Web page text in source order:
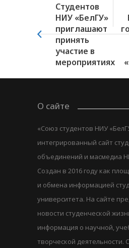
Студентов
НИУ «БелГУ»
приглашают
принять
участие в
мероприятиях
О сайте
«Союз студентов НИУ
интегрированный сайт
объединений и масмедиа
Создан в 2016 году как
и обмена информацией
университета. На сайте
новости студенческой
информация о научной,
творческой деятельности.